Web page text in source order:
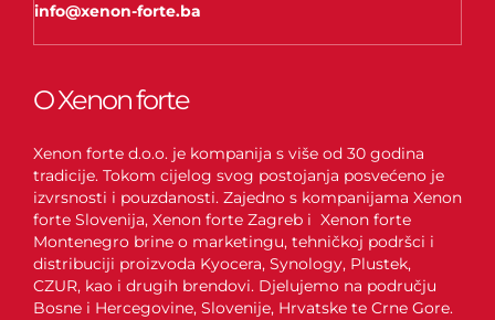
info@xenon-forte.ba
O Xenon forte
Xenon forte d.o.o. je kompanija s više od 30 godina
tradicije. Tokom cijelog svog postojanja posvećeno je
izvrsnosti i pouzdanosti. Zajedno s kompanijama Xenon
forte Slovenija, Xenon forte Zagreb i Xenon forte
Montenegro brine o marketingu, tehničkoj podršci i
distribuciji proizvoda Kyocera, Synology, Plustek,
CZUR, kao i drugih brendovi. Djelujemo na području
Bosne i Hercegovine, Slovenije, Hrvatske te Crne Gore.